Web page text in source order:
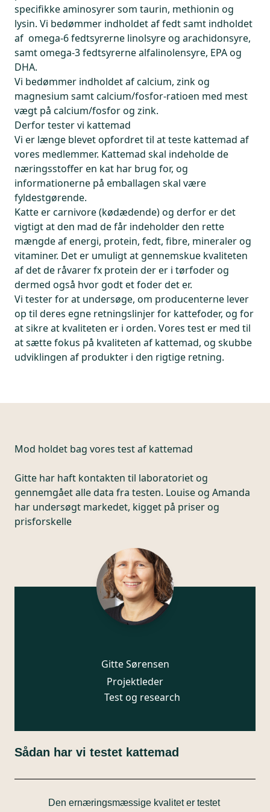
specifikke aminosyrer som taurin, methionin og
lysin. Vi bedømmer indholdet af fedt samt indholdet
af omega-6 fedtsyrerne linolsyre og arachidonsyre,
samt omega-3 fedtsyrerne alfalinolensyre, EPA og
DHA.
Vi bedømmer indholdet af calcium, zink og
magnesium samt calcium/fosfor-ratioen med mest
vægt på calcium/fosfor og zink.
Derfor tester vi kattemad
Vi er længe blevet opfordret til at teste kattemad af
vores medlemmer. Kattemad skal indeholde de
næringsstoffer en kat har brug for, og
informationerne på emballagen skal være
fyldestgørende.
Katte er carnivore (kødædende) og derfor er det
vigtigt at den mad de får indeholder den rette
mængde af energi, protein, fedt, fibre, mineraler og
vitaminer. Det er umuligt at gennemskue kvaliteten
af det de råvarer fx protein der er i tørfoder og
dermed også hvor godt et foder det er.
Vi tester for at undersøge, om producenterne lever
op til deres egne retningslinjer for kattefoder, og for
at sikre at kvaliteten er i orden. Vores test er med til
at sætte fokus på kvaliteten af kattemad, og skubbe
udviklingen af produkter i den rigtige retning.
Mod holdet bag vores test af kattemad
Gitte har haft kontakten til laboratoriet og
gennemgået alle data fra testen. Louise og Amanda
har undersøgt markedet, kigget på priser og
prisforskelle
Gitte Sørensen
Projektleder
Test og research
Sådan har vi testet kattemad
Den ernæringsmæssige kvalitet er testet